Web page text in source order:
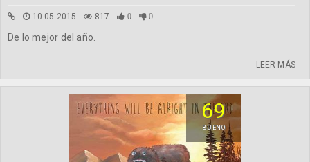
10-05-2015 817 0 0
De lo mejor del año.
LEER MÁS
69
BUENO